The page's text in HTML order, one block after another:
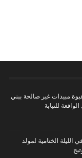
تضبط 880 عبوة مبيدات غير صالحة ببني
للنيابة
الختامية لمولد